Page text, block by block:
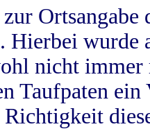
Hierbei wurde
nicht
Taufpaten